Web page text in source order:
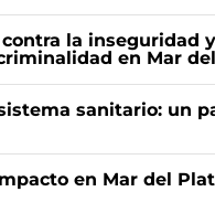
la inseguridad
en Mar
sanitario: un
en Mar del